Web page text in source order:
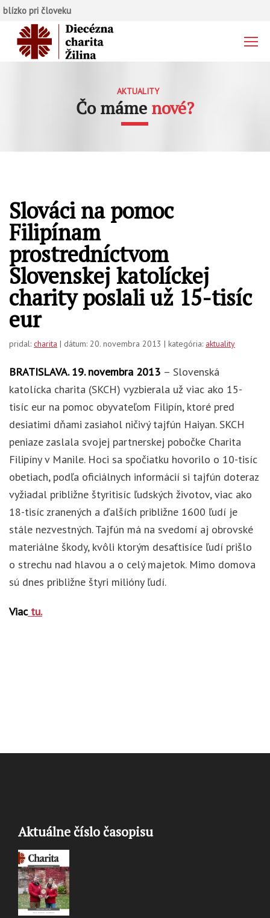
blízko pri človeku
AKTUALITY
Čo máme nové?
Slováci na pomoc
Filipínam
prostredníctvom
Slovenskej katolíckej
charity poslali už 15-tisíc
eur
pridal: charita | dátum: 20. novembra 2013 | kategória: aktuality
BRATISLAVA. 19. novembra 2013 – Slovenská
katolícka charita (SKCH) vyzbierala už viac ako 15-
tisíc eur na pomoc obyvateľom Filipín, ktoré pred
desiatimi dňami zasiahol ničivý tajfún Haiyan. SKCH
peniaze zaslala svojej partnerskej pobočke Charita
Filipíny v Manile. Hoci sa spočiatku hovorilo o 10-tisíc
obetiach, podľa oficiálnych informácií si tajfún doteraz
vyžiadal približne štyritisíc ľudských životov, viac ako
18-tisíc zranených a ďalších približne 1600 ľudí je
stále nezvestných. Tajfún má na svedomí aj obrovské
materiálne škody, kvôli ktorým desaťtisíce ľudí prišlo
o strechu nad hlavou a o celý majetok. Mimo domova
sú dnes približne štyri milióny ľudí.
Viactu.
Aktuálne číslo časopisu